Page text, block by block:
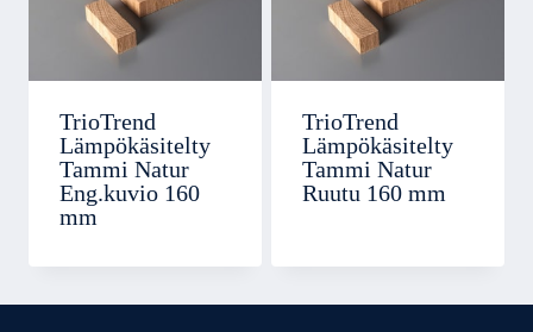
TrioTrend
Lämpökäsitelty
Tammi Natur
Eng.kuvio 160
mm
TrioTrend
Lämpökäsitelty
Tammi Natur
Ruutu 160 mm